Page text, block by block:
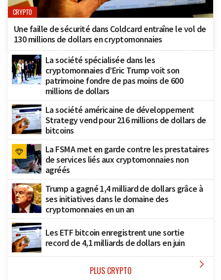
CRYPTO
Une faille de sécurité dans Coldcard entraîne le vol de
130 millions de dollars en cryptomonnaies
La société spécialisée dans les
cryptomonnaies d’Eric Trump voit son
patrimoine fondre de pas moins de 600
millions de dollars
La société américaine de développement
Strategy vend pour 216 millions de dollars de
bitcoins
La FSMA met en garde contre les prestataires
de services liés aux cryptomonnaies non
agréés
Trump a gagné 1,4 milliard de dollars grâce à
ses initiatives dans le domaine des
cryptomonnaies en un an
Les ETF bitcoin enregistrent une sortie
record de 4,1 milliards de dollars en juin
PLUS CRYPTO 